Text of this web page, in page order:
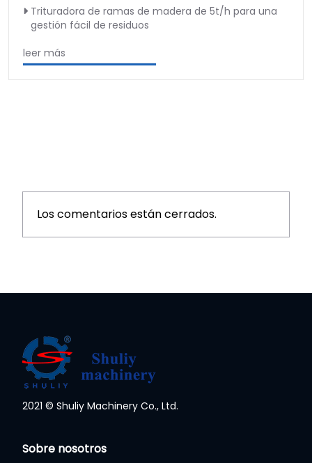
Trituradora de ramas de madera de 5t/h para una
gestión fácil de residuos
leer más
Los comentarios están cerrados.
2021 © Shuliy Machinery Co., Ltd.
Sobre nosotros